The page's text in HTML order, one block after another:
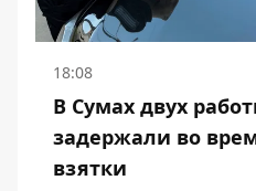
18:08
В Сумах двух
задержали во
взятки